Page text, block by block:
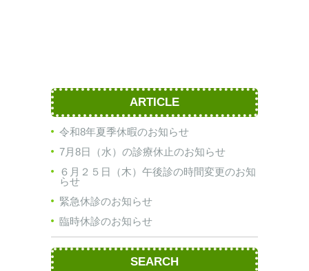
ARTICLE
令和8年夏季休暇のお知らせ
7月8日（水）の診療休止のお知らせ
６月２５日（木）午後診の時間変更のお知
らせ
緊急休診のお知らせ
臨時休診のお知らせ
SEARCH